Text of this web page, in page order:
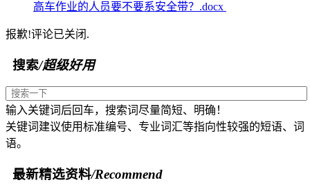
高车作业的人员要不要系安全带？.docx
报歉!评论已关闭.
搜索/超级好用
输入关键词后回车，搜索词尽量简短、明确！
关键词建议使用标准编号、专业词汇等指向性较强的短语、词
语。
最新精选资料/Recommend